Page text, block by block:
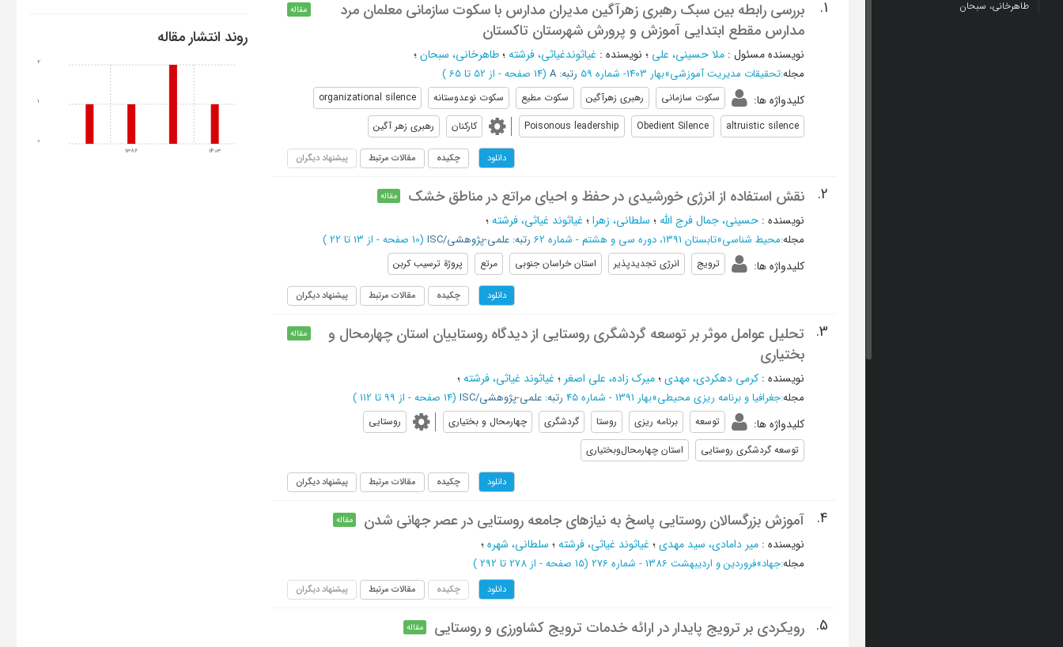
طاهرخانی، سبحان
1.
بررسی رابطه بین سبک رهبری زهرآگین مدیران مدارس با سکوت سازمانی معلمان مرد
مدارس مقطع ابتدایی آموزش و پرورش شهرستان تاکستان
مقاله
نویسنده مسئول : ملا حسینی، علی ؛ نویسنده : غیاثوندغیاثی، فرشته؛طاهرخانی، سبحان؛
مجله:تحقیقات مدیریت آموزشی»بهار 1403- شماره 59 رتبه: A (‎14 صفحه - از 52 تا 65 )
کلیدواژه ها: سکوت سازمانی رهبری زهرآگین سکوت مطیع سکوت نوعدوستانه
organizational silence
altruistic silence
Obedient Silence
Poisonous leadership کارکنان رهبری زهر آگین
دانلود چکیده مقالات مرتبط پیشنهاد دیگران
2. نقش استفاده از انرژی خورشیدی در حفظ و احیای مراتع در مناطق خشک مقاله
نویسنده : حسینی، جمال فرج الله ؛ سلطانی، زهرا؛ غیاثوند غیاثی، فرشته؛
مجله:محیط شناسی»تابستان 1391، دوره سی و هشتم - شماره 62 رتبه: علمی-پژوهشی/ISC (‎10 صفحه - از 13 تا 22 )
کلیدواژه ها: ترویج انرژی تجدیدپذیر استان خراسان جنوبی مرتع پروژة ترسیب کربن
دانلود چکیده مقالات مرتبط پیشنهاد دیگران
3.
تحلیل عوامل موثر بر توسعه گردشگری روستایی از دیدگاه روستاییان استان چهارمحال و
بختیاری
مقاله
نویسنده : کرمی دهکردی، مهدی؛میرک زاده، علی اصغر ؛ غیاثوند غیاثی، فرشته؛
مجله:جغرافیا و برنامه ریزی محیطی»بهار 1391 - شماره 45 رتبه: علمی-پژوهشی/ISC (‎14 صفحه - از 99 تا 112 )
کلیدواژه ها: توسعه برنامه ریزی روستا گردشگری چهارمحال و بختیاری
روستایی
توسعه گردشگری روستایی
استان چهارمحال‌و‌بختیاری
دانلود چکیده مقالات مرتبط پیشنهاد دیگران
4. آموزش بزرگسالان روستایی پاسخ به نیازهای جامعه روستایی در عصر جهانی شدن مقاله
نویسنده : میر دامادی، سید مهدی؛ غیاثوند غیاثی، فرشته؛ سلطانی، شهره؛
مجله:جهاد»فروردین و اردیبهشت 1386 - شماره 276 (‎15 صفحه - از 278 تا 292 )
دانلود چکیده مقالات مرتبط پیشنهاد دیگران
5. رویکردی بر ترویج پایدار در ارائه خدمات ترویج کشاورزی و روستایی مقاله
روند انتشار مقاله
1386 1403
0
1
2